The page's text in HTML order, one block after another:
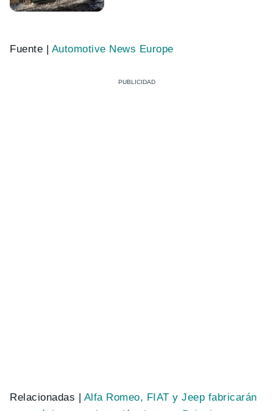
Fuente | Automotive News Europe
Relacionadas | Alfa Romeo, FIAT y Jeep fabricarán